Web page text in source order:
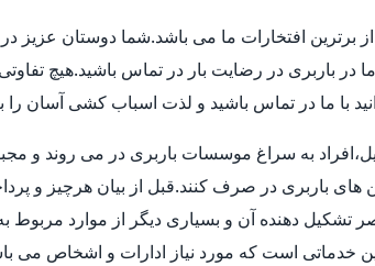
افتخارات ما می باشد.شما دوستان عزیز
ما در باربری در رضایت بار در تماس باشید.هیچ
با ما در تماس باشید و لذت اسباب کشی آسان را
به سراغ موسسات باربری در می روند و
های باربری در صرف کنند.قبل از بیان هرچیز و
تشکیل دهنده آن و بسیاری دیگر از موارد مربوط
خدماتی است که مورد نیاز ادارات و اشخاص می